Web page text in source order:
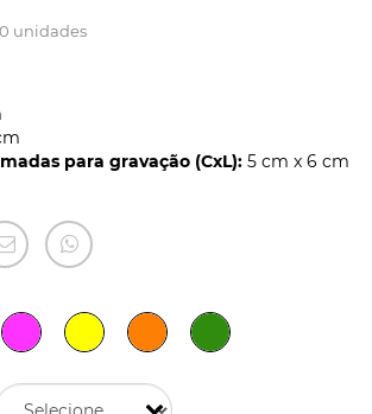
unidades
para gravação (CxL): 5 cm x 6 cm